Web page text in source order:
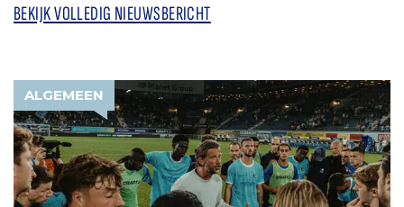
BEKIJK VOLLEDIG NIEUWSBERICHT
ALGEMEEN